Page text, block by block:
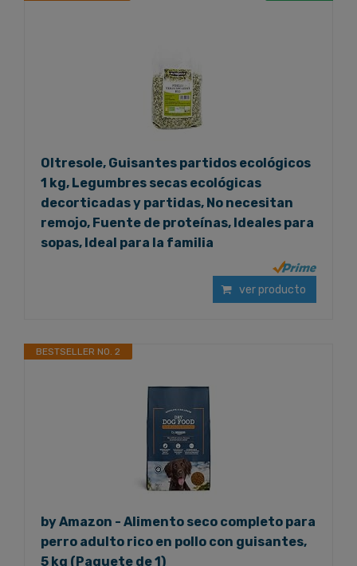
Oltresole, Guisantes partidos ecológicos
1 kg, Legumbres secas ecológicas
decorticadas y partidas, No necesitan
remojo, Fuente de proteínas, Ideales para
sopas, Ideal para la familia
ver producto
BESTSELLER NO. 2
by Amazon - Alimento seco completo para
perro adulto rico en pollo con guisantes,
5 kg (Paquete de 1)